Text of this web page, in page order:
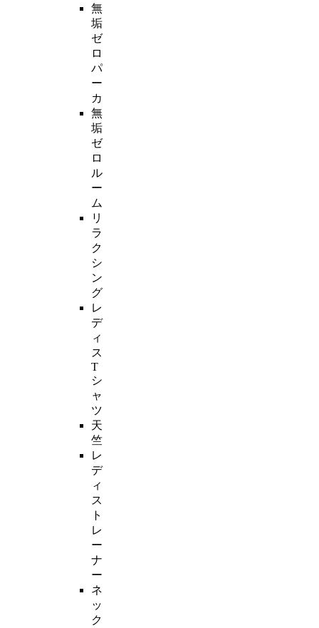
無
垢
ゼ
ロ
パ
ー
カ
無
垢
ゼ
ロ
ル
ー
ム
リ
ラ
ク
シ
ン
グ
レ
デ
ィ
ス
T
シ
ャ
ツ
天
竺
レ
デ
ィ
ス
ト
レ
ー
ナ
ー
ネ
ッ
ク